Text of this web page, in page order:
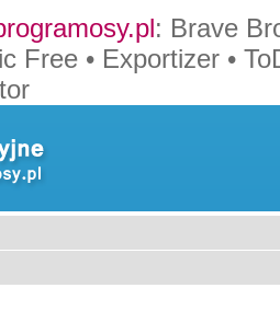
: Brave
Free • Exportizer •